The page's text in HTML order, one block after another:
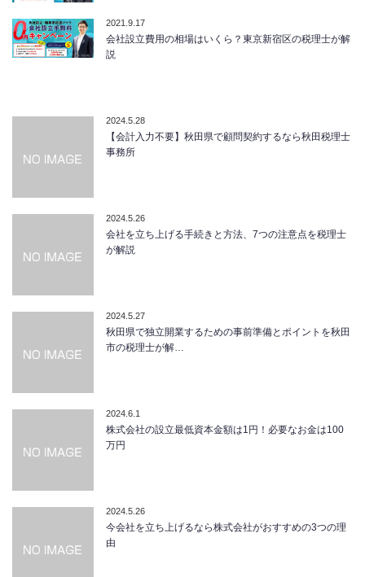
2021.9.17
会社設立費用の相場はいくら？東京新宿区の税理士が解
説
2024.5.28
【会計入力不要】秋田県で顧問契約するなら秋田税理士
事務所
2024.5.26
会社を立ち上げる手続きと方法、7つの注意点を税理士
が解説
2024.5.27
秋田県で独立開業するための事前準備とポイントを秋田
市の税理士が解…
2024.6.1
株式会社の設立最低資本金額は1円！必要なお金は100
万円
2024.5.26
今会社を立ち上げるなら株式会社がおすすめの3つの理
由